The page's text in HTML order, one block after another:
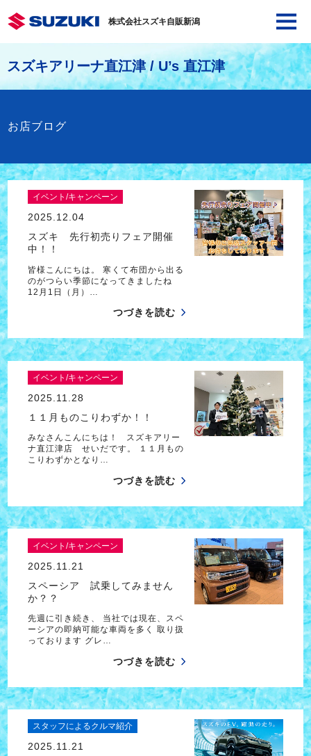
株式会社スズキ自販新潟
スズキアリーナ直江津 / U’s 直江津
お店ブログ
イベント/キャンペーン
2025.12.04
スズキ 先行初売りフェア開催
中！！
皆様こんにちは。 寒くて布団から出る
のがつらい季節になってきましたね
12月1日（月）…
つづきを読む
イベント/キャンペーン
2025.11.28
１１月ものこりわずか！！
みなさんこんにちは！ スズキアリー
ナ直江津店 せいだです。 １１月もの
こりわずかとなり…
つづきを読む
イベント/キャンペーン
2025.11.21
スペーシア 試乗してみません
か？？
先週に引き続き、 当社では現在、スペ
ーシアの即納可能な車両を多く 取り扱
っております グレ…
つづきを読む
スタッフによるクルマ紹介
2025.11.21